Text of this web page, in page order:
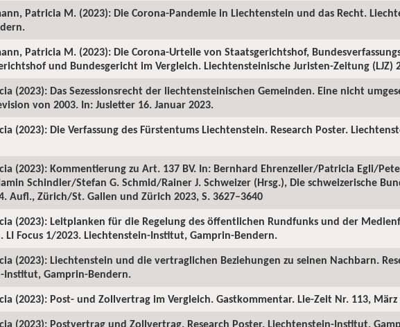
Patricia M. (2023): Die Corona-Pandemie in Liechtenstein und das Recht.
Patricia M. (2023): Die Corona-Urteile von Staatsgerichtshof,
und Bundesgericht im Vergleich. Liechtensteinische Juristen-Zeitung (LJZ)
(2023): Das Sezessionsrecht der liechtensteinischen Gemeinden. Eine nicht
von 2003. In: Jusletter 16. Januar 2023.
(2023): Die Verfassung des Fürstentums Liechtenstein. Research Poster.
(2023): Kommentierung zu Art. 137 BV. In: Bernhard Ehrenzeller/Patricia Egli/
Schindler/Stefan G. Schmid/Rainer J. Schweizer (Hrsg.), Die schweizerische
Aufl., Zürich/St. Gallen und Zürich 2023, S. 3627–3640
(2023): Leitplanken für die Regelung des öffentlichen Rundfunks und der
LI Focus 1/2023. Liechtenstein-Institut, Gamprin-Bendern.
(2023): Liechtenstein und die vertraglichen Beziehungen zu seinen Nachbarn.
Institut, Gamprin-Bendern.
(2023): Post- und Zollvertrag im Vergleich. Gastkommentar. Lie-Zeit Nr. 113, März
(2023): Postvertrag und Zollvertrag. Research Poster. Liechtenstein-Institut,